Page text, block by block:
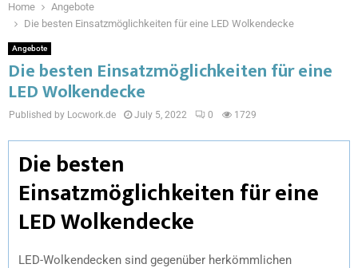
Home
Angebote
Die besten Einsatzmöglichkeiten für eine LED Wolkendecke
Angebote
Die besten Einsatzmöglichkeiten für eine
LED Wolkendecke
Published by Locwork.de July 5, 2022 0 1729
Die besten
Einsatzmöglichkeiten für eine
LED Wolkendecke
LED-Wolkendecken sind gegenüber herkömmlichen